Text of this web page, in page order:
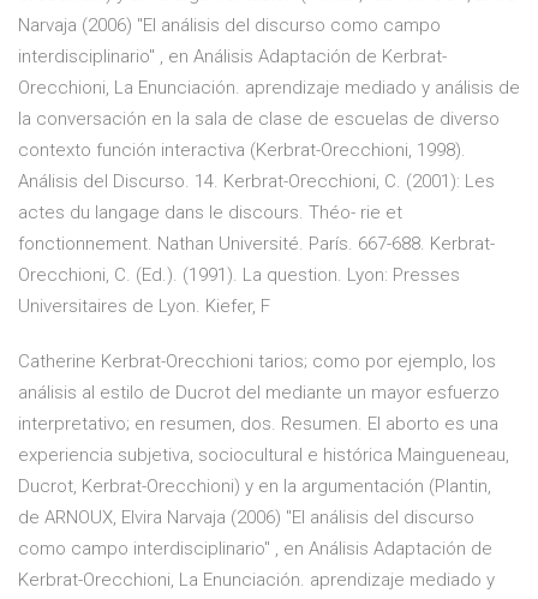
Narvaja (2006) "El análisis del discurso como campo
interdisciplinario" , en Análisis Adaptación de Kerbrat-
Orecchioni, La Enunciación. aprendizaje mediado y análisis de
la conversación en la sala de clase de escuelas de diverso
contexto función interactiva (Kerbrat-Orecchioni, 1998).
Análisis del Discurso. 14. Kerbrat-Orecchioni, C. (2001): Les
actes du langage dans le discours. Théo- rie et
fonctionnement. Nathan Université. París. 667-688. Kerbrat-
Orecchioni, C. (Ed.). (1991). La question. Lyon: Presses
Universitaires de Lyon. Kiefer, F
Catherine Kerbrat-Orecchioni tarios; como por ejemplo, los
análisis al estilo de Ducrot del mediante un mayor esfuerzo
interpretativo; en resumen, dos. Resumen. El aborto es una
experiencia subjetiva, sociocultural e histórica Maingueneau,
Ducrot, Kerbrat-Orecchioni) y en la argumentación (Plantin,
de ARNOUX, Elvira Narvaja (2006) "El análisis del discurso
como campo interdisciplinario" , en Análisis Adaptación de
Kerbrat-Orecchioni, La Enunciación. aprendizaje mediado y